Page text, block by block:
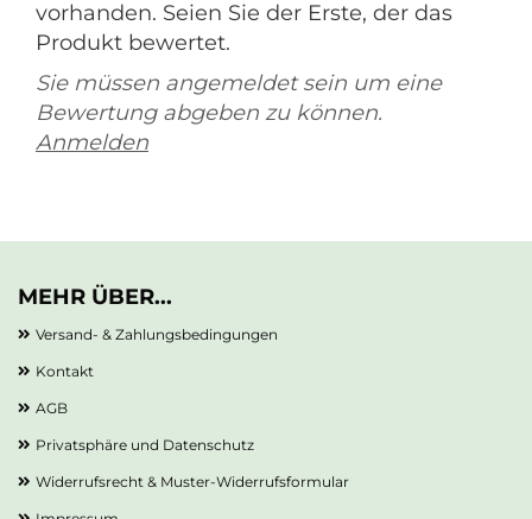
vorhanden. Seien Sie der Erste, der das
Produkt bewertet.
Sie müssen angemeldet sein um eine
Bewertung abgeben zu können.
Anmelden
MEHR ÜBER...
Versand- & Zahlungsbedingungen
Kontakt
AGB
Privatsphäre und Datenschutz
Widerrufsrecht & Muster-Widerrufsformular